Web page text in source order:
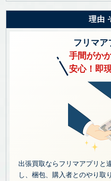
理由
フリマア
手間がか
安心！即
出張買取ならフリマアプリと
し、梱包、購入者とのやり取